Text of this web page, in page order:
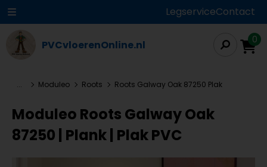
LegserviceContact
PVCvloerenOnline.nl 0
... Moduleo Roots Roots Galway Oak 87250 Plak
Moduleo Roots Galway Oak
87250 | Plank | Plak PVC